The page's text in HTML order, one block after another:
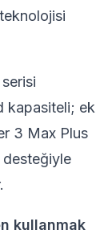
kapasiteli; ek
3 Max Plus
kullanmak